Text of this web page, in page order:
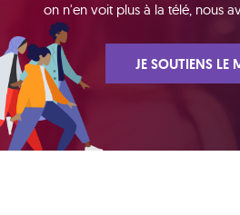
on n'en voit plus à la télé, nous
JE SOUTIENS LE